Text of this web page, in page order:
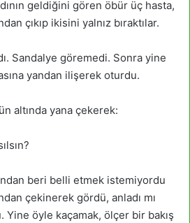
geldiğini gören öbür üç hasta,
çıkıp ikisini yalnız bıraktılar.
Sandalye göremedi. Sonra yine
yandan ilişe­rek oturdu.
altında yana çekerek:
beri belli etmek istemiyordu
çekinerek gördü, anladı mı
Yine öyle kaçamak, ölçer bir bakış